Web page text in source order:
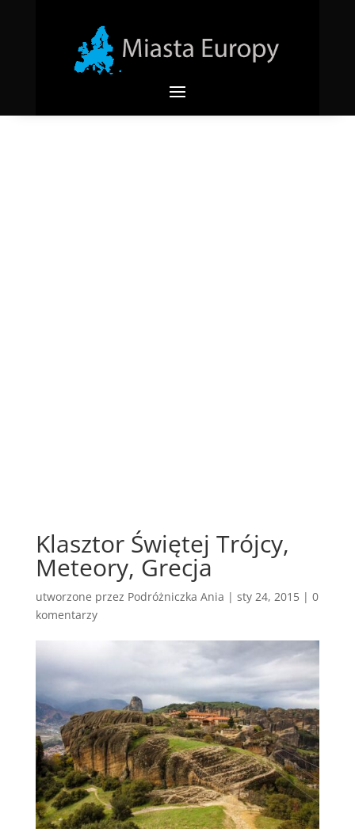
Klasztor Świętej Trójcy,
Meteory, Grecja
utworzone przez Podróżniczka Ania | sty 24, 2015| 0
komentarzy